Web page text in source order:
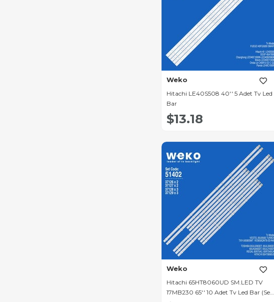
Weko
Hitachi LE40S508 40'' 5 Adet Tv Led
Bar
$13.18
Weko
Hitachi 65HT8060UD SM.LED TV
17MB230 65'' 10 Adet Tv Led Bar (Seri